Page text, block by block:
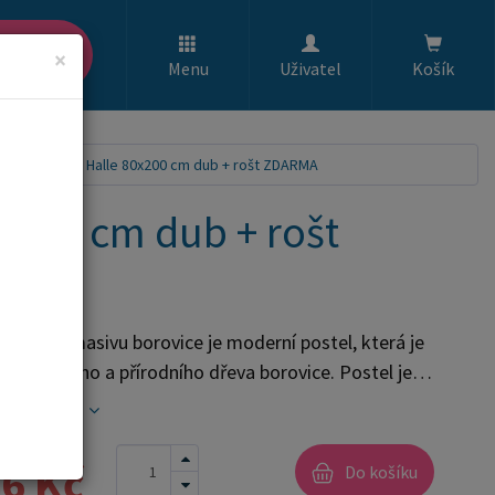
Menu Uživatel Košík
z masivu Halle 80x200 cm dub + rošt ZDARMA
cm dub + rošt
postel z masivu borovice je moderní postel, která je
z kvalitního a přírodního dřeva borovice. Postel je
upravena kvalitním ekologickým vodou
před vlhkostí a mechanickým
Kč Do košíku
×